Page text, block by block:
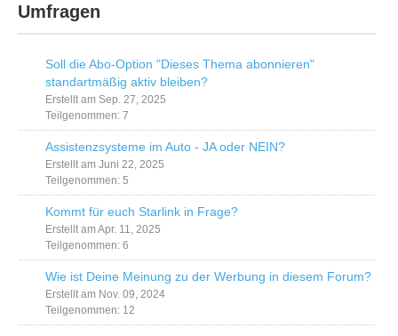
Umfragen
Soll die Abo-Option "Dieses Thema abonnieren"
standartmäßig aktiv bleiben?
Erstellt am Sep. 27, 2025
Teilgenommen: 7
Assistenzsysteme im Auto - JA oder NEIN?
Erstellt am Juni 22, 2025
Teilgenommen: 5
Kommt für euch Starlink in Frage?
Erstellt am Apr. 11, 2025
Teilgenommen: 6
Wie ist Deine Meinung zu der Werbung in diesem Forum?
Erstellt am Nov. 09, 2024
Teilgenommen: 12